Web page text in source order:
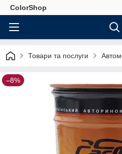
ColorShop
Товари та послуги
–8%